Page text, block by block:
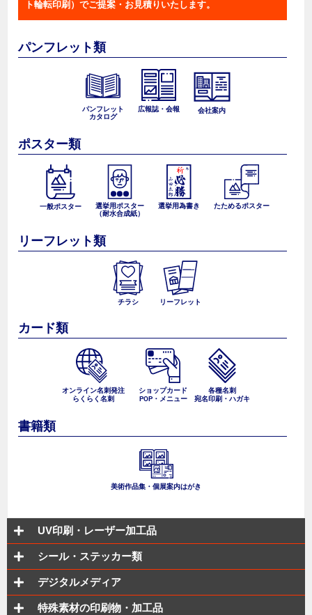
ト輪転印刷）でご提案・お見積りいたします。
パンフレット類
パンフレット
カタログ
広報誌・会報 会社案内
ポスター類
一般ポスター
選挙用ポスター
（耐水合成紙）
選挙用為書き たためるポスター
リーフレット類
チラシ リーフレット
カード類
オンライン名刺発注
らくらく名刺
ショップカード
POP・メニュー
各種名刺
宛名印刷・ハガキ
書籍類
美術作品集・個展案内はがき
UV印刷・レーザー加工品
シール・ステッカー類
デジタルメディア
特殊素材の印刷物・加工品